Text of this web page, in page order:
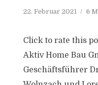
22. Februar 2021 6
Click to rate this
Aktiv Home Bau
Geschäftsführer